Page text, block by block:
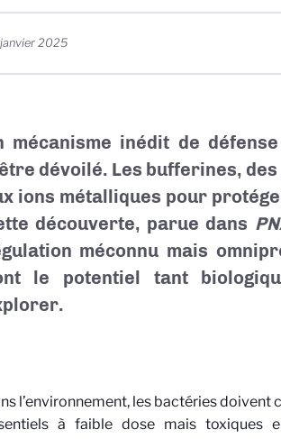
2025
mécanisme inédit de
dévoilé. Les bufferines,
ions métalliques pour
découverte, parue dans
méconnu mais
le potentiel tant
l’environnement, les bactéries
à faible dose mais toxiques